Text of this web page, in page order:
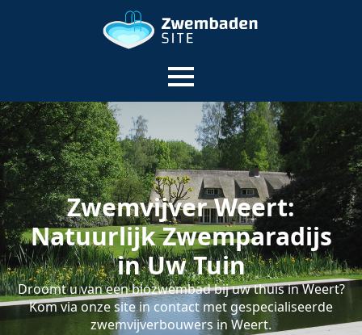
Zwemvijver Weert:
Natuurlijk Zwemparadijs
in Uw Tuin
Droomt u van een biozwembad bij uw thuis in Weert?
Kom via onze site in contact met gespecialiseerde
zwemvijverbouwers in Weert.